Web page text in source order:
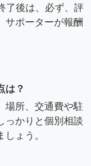
了後は、必ず、評
サポーターが報酬
は？
場所、交通費や駐
っかりと個別相談
ょう。